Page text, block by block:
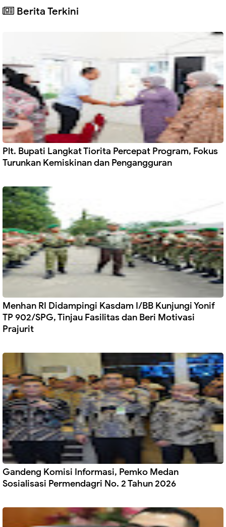
Berita Terkini
Plt. Bupati Langkat Tiorita Percepat Program, Fokus
Turunkan Kemiskinan dan Pengangguran
Menhan RI Didampingi Kasdam I/BB Kunjungi Yonif
TP 902/SPG, Tinjau Fasilitas dan Beri Motivasi
Prajurit
Gandeng Komisi Informasi, Pemko Medan
Sosialisasi Permendagri No. 2 Tahun 2026